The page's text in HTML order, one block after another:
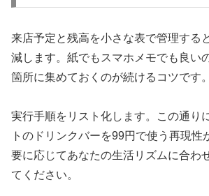
来店予定と残高を小さな表で管理する
減します。紙でもスマホメモでも良い
箇所に集めておくのが続けるコツです。
実行手順をリスト化します。この通り
トのドリンクバーを99円で使う再現性
要に応じてあなたの生活リズムに合わ
てください。